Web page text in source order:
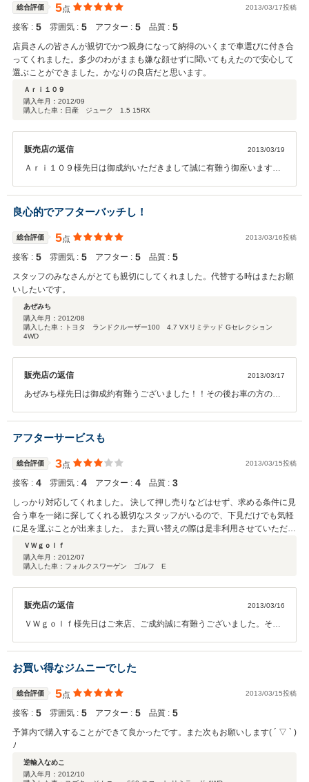
総合評価 5点 2013/03/17投稿
接客 : 5 雰囲気 : 5 アフター : 5 品質 : 5
店員さんの皆さんが親切でかつ親身になって納得のいくまで車選びに付き合
ってくれました。多少のわがままも嫌な顔せずに聞いてもえたので安心して
選ぶことができました。かなりの良店だと思います。
Ａｒｉ１０９
購入年月： 2012/09
購入した車：日産 ジューク 1.5 15RX
販売店の返信 2013/03/19
Ａｒｉ１０９様先日は御成約いただきまして誠に有難う御座います。
もよりサービスの一層向上に努めていきたいと思います。又のご来店
お待ちしております（＾＾）
良心的でアフターバッチし！
総合評価 5点 2013/03/16投稿
接客 : 5 雰囲気 : 5 アフター : 5 品質 : 5
スタッフのみなさんがとても親切にしてくれました。代替する時はまたお願
いしたいです。
あぜみち
購入年月： 2012/08
購入した車：トヨタ ランドクルーザー100 4.7 VXリミテッド Gセレクション
4WD
販売店の返信 2013/03/17
あぜみち様先日は御成約有難うございました！！その後お車の方の調
価格で行っておりますので、是非ご来店お待ちしております！！ 代替
の際も是非ご相談お待ちしております！誠に有難うございました
アフターサービスも
総合評価 3点 2013/03/15投稿
接客 : 4 雰囲気 : 4 アフター : 4 品質 : 3
しっかり対応してくれました。 決して押し売りなどはせず、求める条件に見
合う車を一緒に探してくれる親切なスタッフがいるので、下見だけでも気軽
に足を運ぶことが出来ました。 また買い替えの際は是非利用させていただき
ます。 ありがとうございました。
ＶＷｇｏｌｆ
購入年月： 2012/07
購入した車：フォルクスワーゲン ゴルフ E
販売店の返信 2013/03/16
ＶＷｇｏｌｆ様先日はご来店、ご成約誠に有難うございました。その
いだと思います（＾＾）何か気になる点や、ご希望のオプション等御
座いましたらお気軽にご来店、ご連絡いただけたらと思います。誠に
有難う御座いました。
お買い得なジムニーでした
総合評価 5点 2013/03/15投稿
接客 : 5 雰囲気 : 5 アフター : 5 品質 : 5
予算内で購入することができて良かったです。また次もお願いします( ´ ▽ ` )
ﾉ
逆輸入なめこ
購入年月： 2012/10